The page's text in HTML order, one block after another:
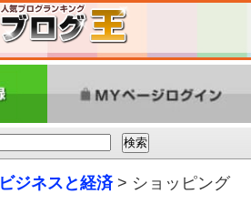
ビジネスと経済> ショッピング